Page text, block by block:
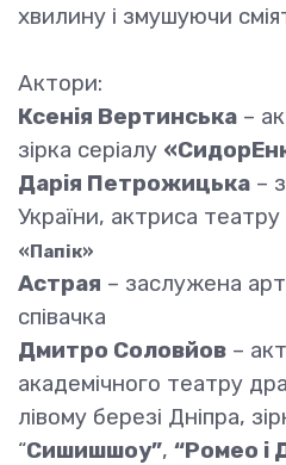
хвилину і змушуючи
Актори:
Ксенія Вертинська –
зірка серіалу
Дарія Петрожицька –
України, актриса театру
«Папік»
Астрая – заслужена
співачка
Дмитро Соловйов –
академічного театру
лівому березі Дніпра,
“Сишишшоу”, “Ромео і